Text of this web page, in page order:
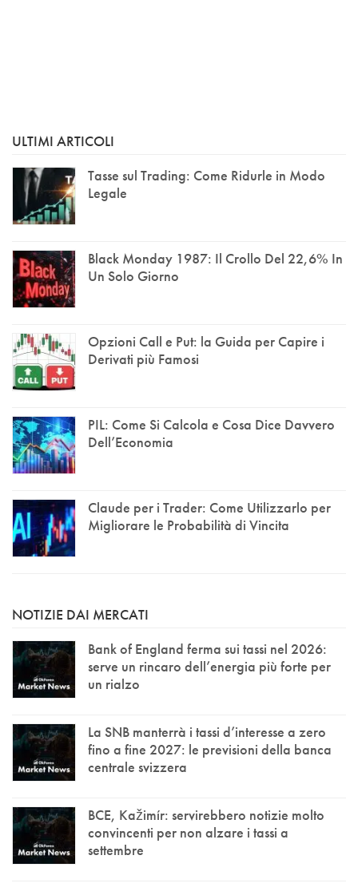
ULTIMI ARTICOLI
Tasse sul Trading: Come Ridurle in Modo
Legale
Black Monday 1987: Il Crollo Del 22,6% In
Un Solo Giorno
Opzioni Call e Put: la Guida per Capire i
Derivati più Famosi
PIL: Come Si Calcola e Cosa Dice Davvero
Dell’Economia
Claude per i Trader: Come Utilizzarlo per
Migliorare le Probabilità di Vincita
NOTIZIE DAI MERCATI
Bank of England ferma sui tassi nel 2026:
serve un rincaro dell’energia più forte per
un rialzo
La SNB manterrà i tassi d’interesse a zero
fino a fine 2027: le previsioni della banca
centrale svizzera
BCE, Kažimír: servirebbero notizie molto
convincenti per non alzare i tassi a
settembre